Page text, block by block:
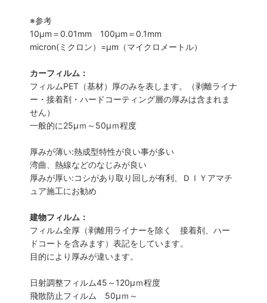
※参考
10μm＝0.01mm 100μm＝0.1mm
micron(ミクロン）=µm（マイクロメートル）
カーフィルム：
フィルムPET（基材）厚のみを表します。（剥離ライナ
ー・接着剤・ハードコーティング層の厚みは含まれま
せん）
一般的に25µｍ～50µｍ程度
厚みが薄い:熱成型特性が良い事が多い
湾曲、熱線などのなじみが良い
厚みが厚い:コシがあり取り回しが有利、ＤＩＹアマチ
ュア施工にお勧め
建物フィルム：
フィルム全厚（剥離用ライナーを除く 接着剤、ハー
ドコートを含みます）表記をしています。
目的により厚みが違います。
日射調整フィルム45～120µｍ程度
飛散防止フィルム 50µｍ～